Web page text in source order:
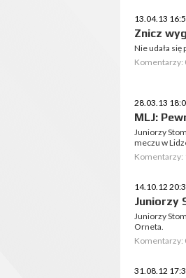
13.04.13
Znicz
Nie udała się
Komentarzy:
28.03.13
MLJ:
Juniorzy
meczu w
Komentarzy:
14.10.12
Juniorzy
Juniorzy
Orneta.
Komentarzy:
31.08.12